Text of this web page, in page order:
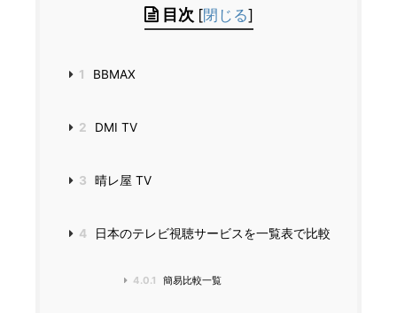
目次 [閉じる]
1 BBMAX
2 DMI TV
3 晴レ屋 TV
4 日本のテレビ視聴サービスを一覧表で比較
4.0.1 簡易比較一覧